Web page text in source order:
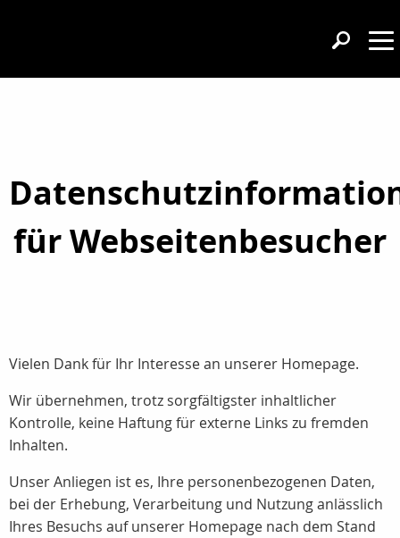
für Webseitenbesucher
Vielen Dank für Ihr Interesse an unserer Homepage.
Wir übernehmen, trotz sorgfältigster inhaltlicher
Kontrolle, keine Haftung für externe Links zu fremden
Inhalten.
Unser Anliegen ist es, Ihre personenbezogenen Daten,
bei der Erhebung, Verarbeitung und Nutzung anlässlich
Ihres Besuchs auf unserer Homepage nach dem Stand